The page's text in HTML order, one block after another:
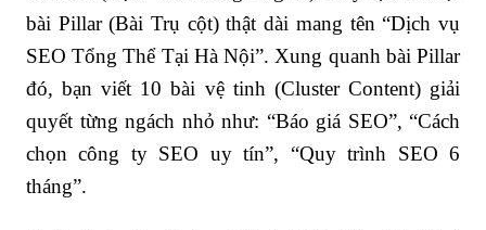
bài Pillar (Bài Trụ cột) thật dài mang tên “Dịch vụ
SEO Tổng Thể Tại Hà Nội”. Xung quanh bài Pillar
đó, bạn viết 10 bài vệ tinh (Cluster Content) giải
quyết từng ngách nhỏ như: “Báo giá SEO”, “Cách
chọn công ty SEO uy tín”, “Quy trình SEO 6
tháng”.